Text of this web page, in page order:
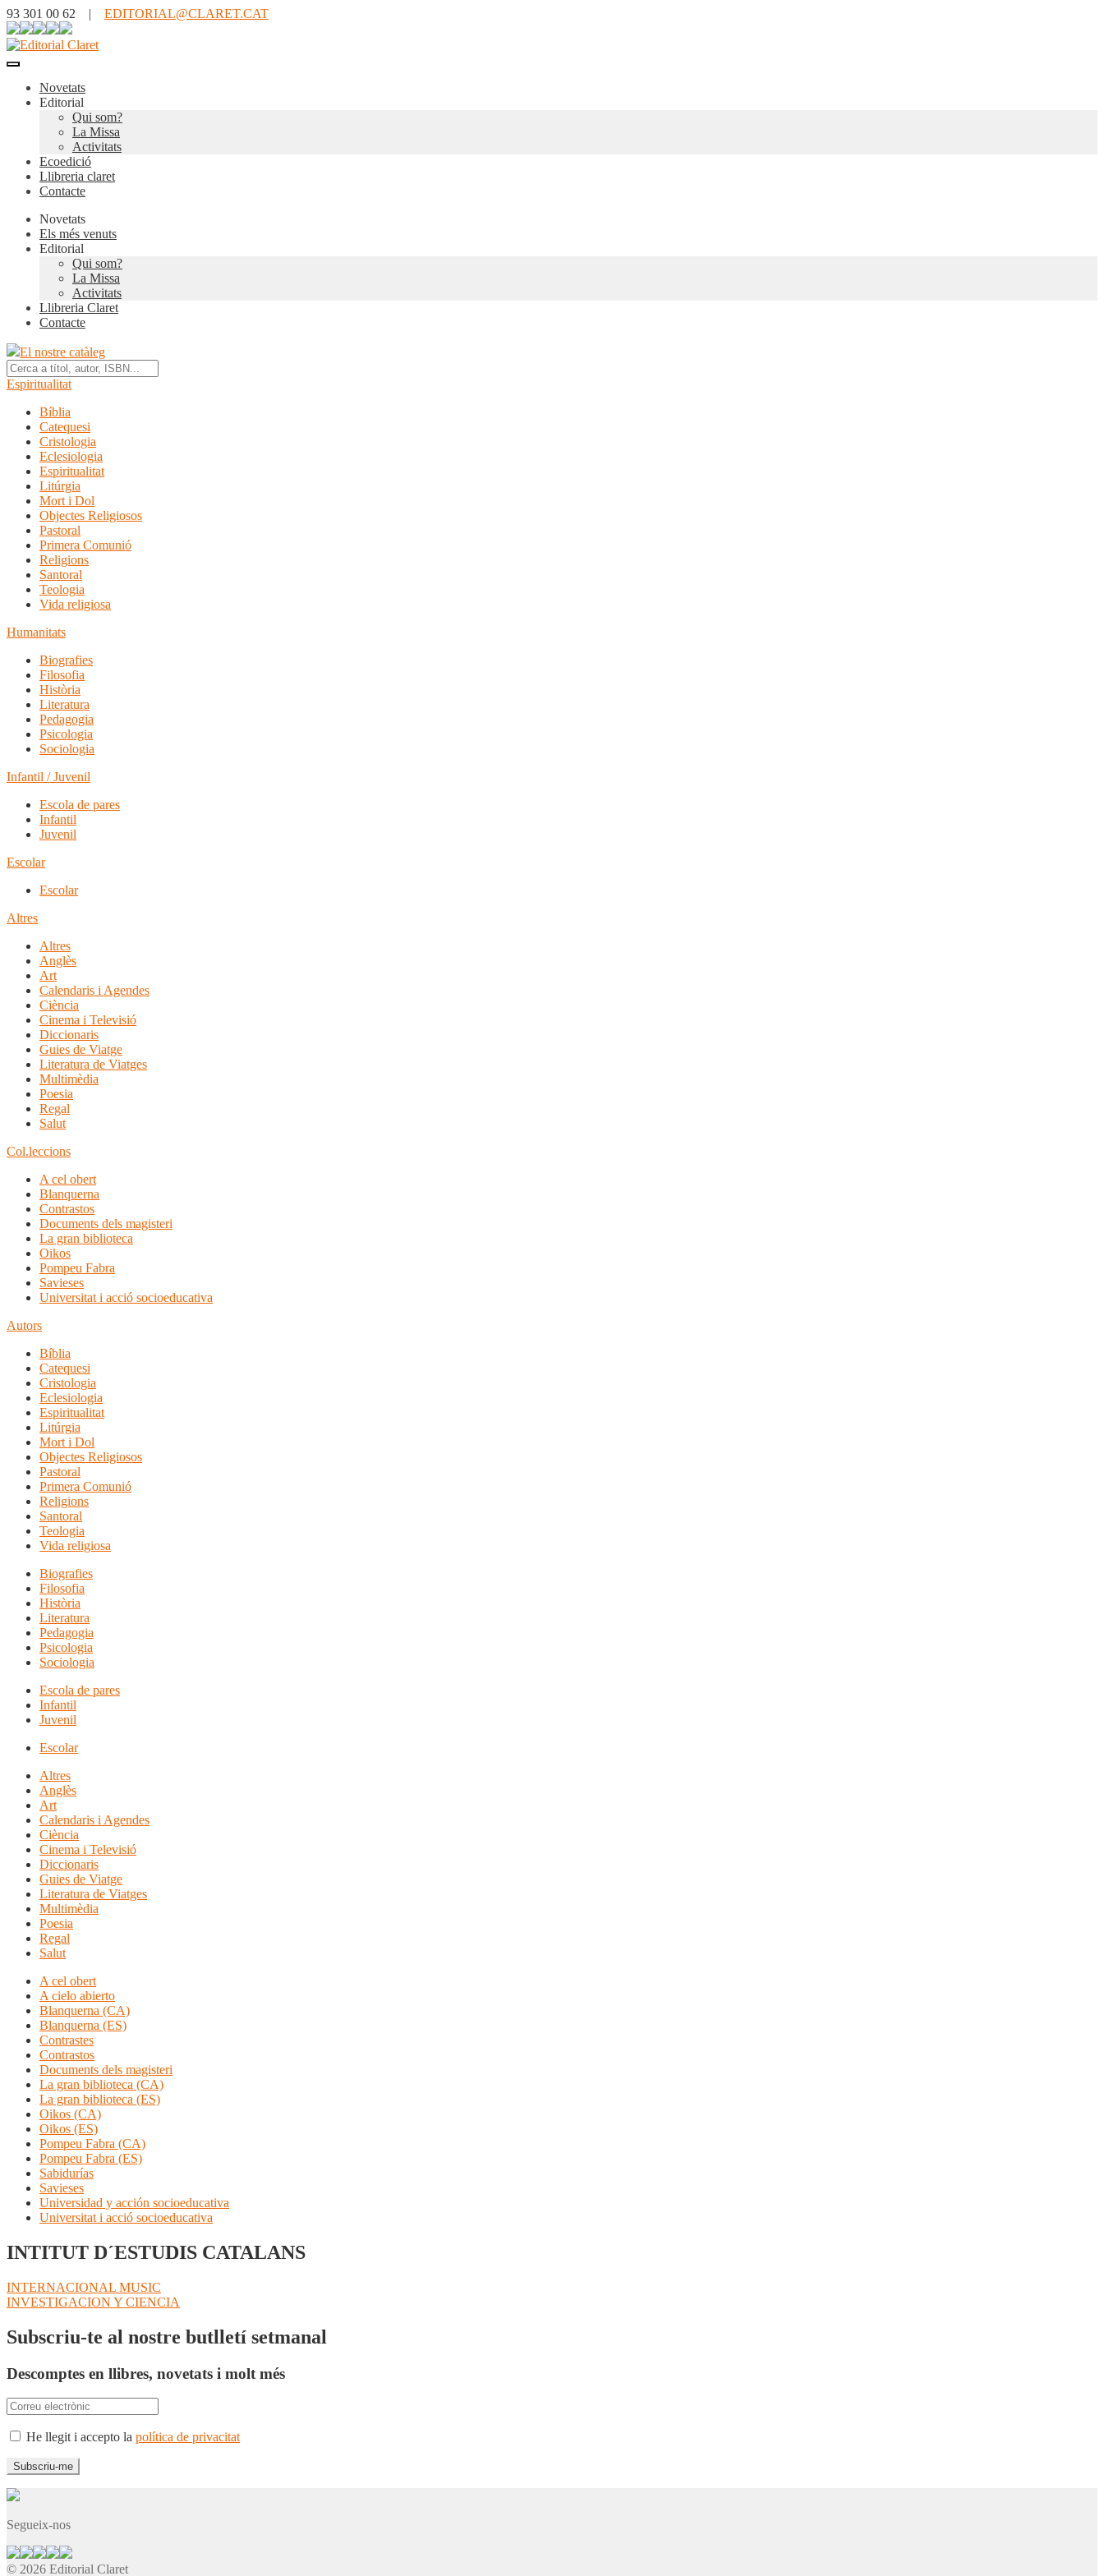
93 301 00 62 | EDITORIAL@CLARET.CAT
Novetats
Editorial
Qui som?
La Missa
Activitats
Ecoedició
Llibreria claret
Contacte
Novetats
Els més venuts
Editorial
Qui som?
La Missa
Activitats
Llibreria Claret
Contacte
El nostre catàleg
Espiritualitat
Bíblia
Catequesi
Cristologia
Eclesiologia
Espiritualitat
Litúrgia
Mort i Dol
Objectes Religiosos
Pastoral
Primera Comunió
Religions
Santoral
Teologia
Vida religiosa
Humanitats
Biografies
Filosofia
Història
Literatura
Pedagogia
Psicologia
Sociologia
Infantil / Juvenil
Escola de pares
Infantil
Juvenil
Escolar
Escolar
Altres
Altres
Anglès
Art
Calendaris i Agendes
Ciència
Cinema i Televisió
Diccionaris
Guies de Viatge
Literatura de Viatges
Multimèdia
Poesia
Regal
Salut
Col.leccions
A cel obert
Blanquerna
Contrastos
Documents dels magisteri
La gran biblioteca
Oikos
Pompeu Fabra
Savieses
Universitat i acció socioeducativa
Autors
Bíblia
Catequesi
Cristologia
Eclesiologia
Espiritualitat
Litúrgia
Mort i Dol
Objectes Religiosos
Pastoral
Primera Comunió
Religions
Santoral
Teologia
Vida religiosa
Biografies
Filosofia
Història
Literatura
Pedagogia
Psicologia
Sociologia
Escola de pares
Infantil
Juvenil
Escolar
Altres
Anglès
Art
Calendaris i Agendes
Ciència
Cinema i Televisió
Diccionaris
Guies de Viatge
Literatura de Viatges
Multimèdia
Poesia
Regal
Salut
A cel obert
A cielo abierto
Blanquerna (CA)
Blanquerna (ES)
Contrastes
Contrastos
Documents dels magisteri
La gran biblioteca (CA)
La gran biblioteca (ES)
Oikos (CA)
Oikos (ES)
Pompeu Fabra (CA)
Pompeu Fabra (ES)
Sabidurías
Savieses
Universidad y acción socioeducativa
Universitat i acció socioeducativa
INTITUT D´ESTUDIS CATALANS
Navegació
d'entrades
Entrada
anterior:
INTERNACIONAL MUSIC
Pròxima
INVESTIGACION Y CIENCIA
Subscriu-te al nostre butlletí setmanal
Descomptes en llibres, novetats i molt més
He llegit i accepto la política de privacitat
Segueix-nos
© 2026 Editorial Claret